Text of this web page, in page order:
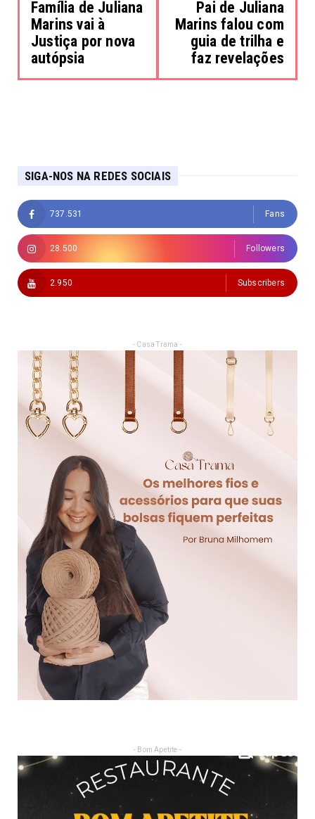
Família de Juliana
Marins vai à
Justiça por nova
autópsia
Pai de Juliana
Marins falou com
guia de trilha e
faz revelações
SIGA-NOS NA REDES SOCIAIS
737.531 Fans
28.500 Followers
2.950 Subscribers
- Casa Trama -
- Bom Apetite -